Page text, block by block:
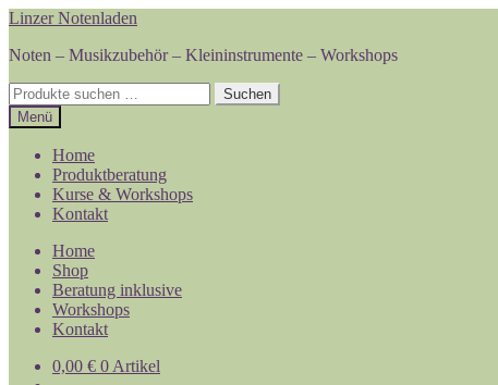
Zur
springen
Zum
springen
Linzer Notenladen
Noten – Musikzubehör – Kleininstrumente – Workshops
Suchen
nach:
Suchen
Menü
Home
Produktberatung
Kurse & Workshops
Kontakt
Home
Shop
Beratung inklusive
Workshops
Kontakt
0,00 € 0 Artikel